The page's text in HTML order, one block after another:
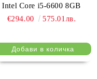
Intel Core i5-6600 8GB
128GB SSD
€294.00 575.01лв.